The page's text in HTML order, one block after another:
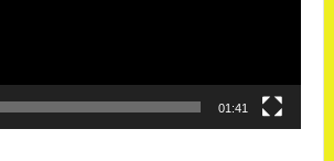
01:41